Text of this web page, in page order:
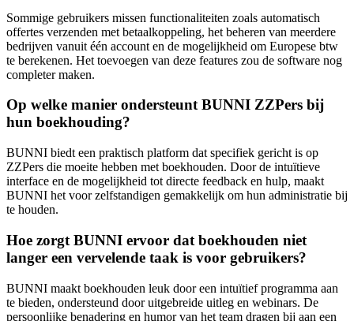
Sommige gebruikers missen functionaliteiten zoals automatisch
offertes verzenden met betaalkoppeling, het beheren van meerdere
bedrijven vanuit één account en de mogelijkheid om Europese btw
te berekenen. Het toevoegen van deze features zou de software nog
completer maken.
Op welke manier ondersteunt BUNNI ZZPers bij
hun boekhouding?
BUNNI biedt een praktisch platform dat specifiek gericht is op
ZZPers die moeite hebben met boekhouden. Door de intuïtieve
interface en de mogelijkheid tot directe feedback en hulp, maakt
BUNNI het voor zelfstandigen gemakkelijk om hun administratie bij
te houden.
Hoe zorgt BUNNI ervoor dat boekhouden niet
langer een vervelende taak is voor gebruikers?
BUNNI maakt boekhouden leuk door een intuïtief programma aan
te bieden, ondersteund door uitgebreide uitleg en webinars. De
persoonlijke benadering en humor van het team dragen bij aan een